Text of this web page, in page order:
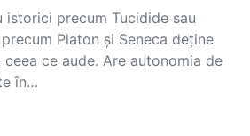
istorici precum Tucidide sau
Platon și Seneca deține
ce aude. Are autonomia de
în…